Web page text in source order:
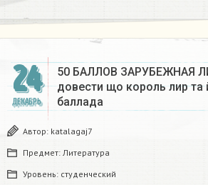
24
ДЕКАБРЬ
50 БАЛЛОВ ЗАРУБЕЖНАЯ
довести що король лир та
баллада
Автор: katalagaj7
Предмет: Литература
Уровень: студенческий